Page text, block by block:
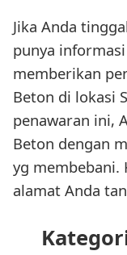
Jika Anda
punya
memberikan
Beton di lokasi
penawaran ini,
Beton dengan
yg membebani.
alamat Anda